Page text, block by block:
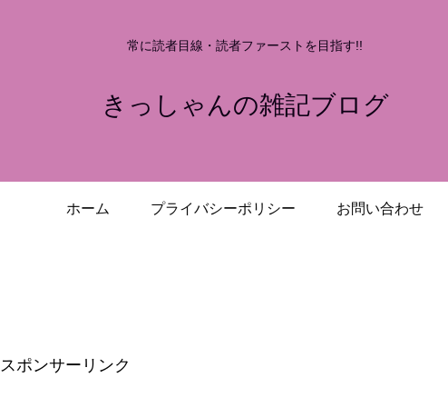
常に読者目線・読者ファーストを目指す!!
きっしゃんの雑記ブログ
ホーム プライバシーポリシー お問い合わせ
スポンサーリンク